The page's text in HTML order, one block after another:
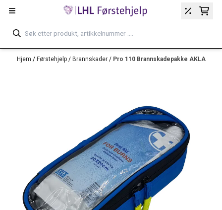
Hopp til innhold
Hjem / Førstehjelp / Brannskader / Pro 110 Brannskadepakke AKLA